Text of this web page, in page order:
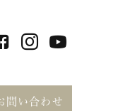
問い合わせ